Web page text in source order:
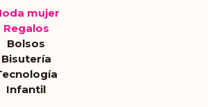
mujer
Regalos
Bolsos
Bisutería
Infantil